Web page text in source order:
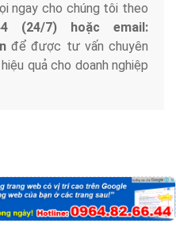
ngay cho chúng tôi theo
(24/7) hoặc email:
để được tư vấn chuyên
quả cho doanh nghiệp